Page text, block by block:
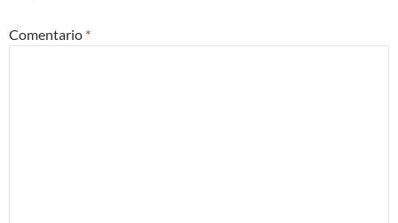
Comentario *